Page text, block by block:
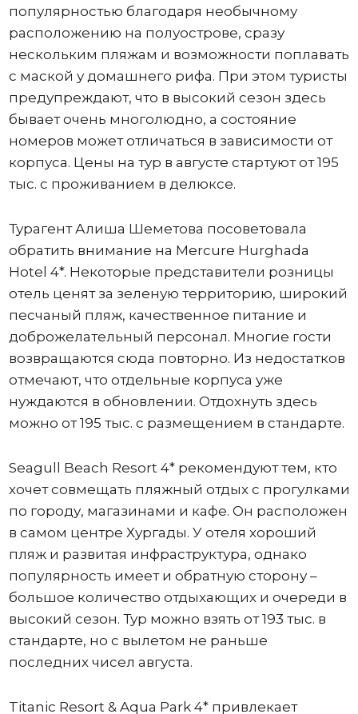
популярностью благодаря необычному
расположению на полуострове, сразу
нескольким пляжам и возможности поплавать
с маской у домашнего рифа. При этом туристы
предупреждают, что в высокий сезон здесь
бывает очень многолюдно, а состояние
номеров может отличаться в зависимости от
корпуса. Цены на тур в августе стартуют от 195
тыс. с проживанием в делюксе.
Турагент Алиша Шеметова посоветовала
обратить внимание на Mercure Hurghada
Hotel 4*. Некоторые представители розницы
отель ценят за зеленую территорию, широкий
песчаный пляж, качественное питание и
доброжелательный персонал. Многие гости
возвращаются сюда повторно. Из недостатков
отмечают, что отдельные корпуса уже
нуждаются в обновлении. Отдохнуть здесь
можно от 195 тыс. с размещением в стандарте.
Seagull Beach Resort 4* рекомендуют тем, кто
хочет совмещать пляжный отдых с прогулками
по городу, магазинами и кафе. Он расположен
в самом центре Хургады. У отеля хороший
пляж и развитая инфраструктура, однако
популярность имеет и обратную сторону –
большое количество отдыхающих и очереди в
высокий сезон. Тур можно взять от 193 тыс. в
стандарте, но с вылетом не раньше
последних чисел августа.
Titanic Resort & Aqua Park 4* привлекает